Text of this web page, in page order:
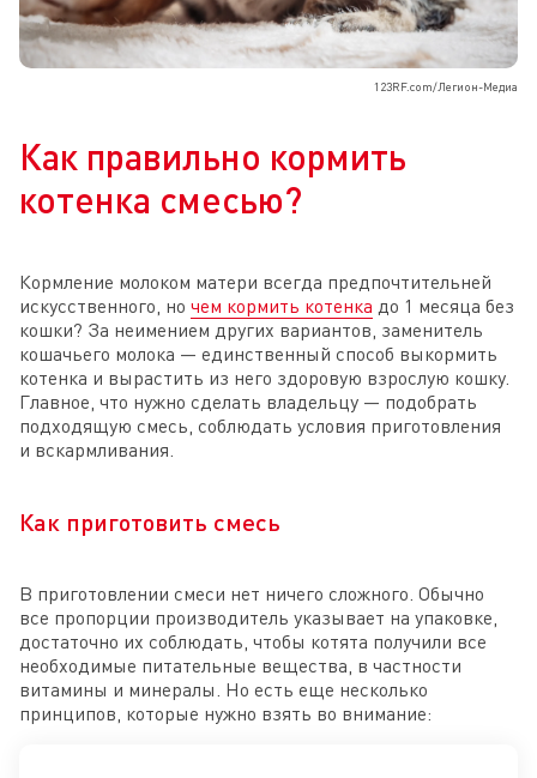
123RF.com/Легион-Медиа
Как правильно кормить
котенка смесью?
Кормление молоком матери всегда предпочтительней
искусственного, но чем кормить котенка до 1 месяца без
кошки? За неимением других вариантов, заменитель
кошачьего молока — единственный способ выкормить
котенка и вырастить из него здоровую взрослую кошку.
Главное, что нужно сделать владельцу — подобрать
подходящую смесь, соблюдать условия приготовления
и вскармливания.
Как приготовить смесь
В приготовлении смеси нет ничего сложного. Обычно
все пропорции производитель указывает на упаковке,
достаточно их соблюдать, чтобы котята получили все
необходимые питательные вещества, в частности
витамины и минералы. Но есть еще несколько
принципов, которые нужно взять во внимание: